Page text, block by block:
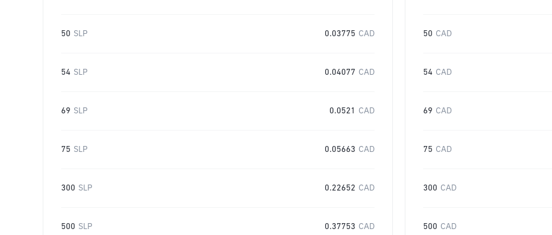
50 SLP 0.03775 CAD
54 SLP 0.04077 CAD
69 SLP 0.0521 CAD
75 SLP 0.05663 CAD
300 SLP 0.22652 CAD
500 SLP 0.37753 CAD
50 CAD
54 CAD
69 CAD
75 CAD
300 CAD
500 CAD